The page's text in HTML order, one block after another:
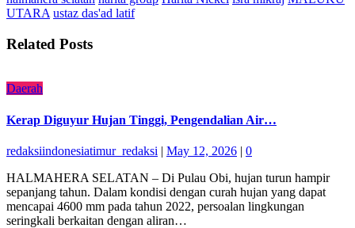
UTARA ustaz das'ad latif
Related Posts
Daerah
Kerap Diguyur Hujan Tinggi, Pengendalian Air…
redaksiindonesiatimur_redaksi | May 12, 2026 | 0
HALMAHERA SELATAN – Di Pulau Obi, hujan turun hampir
sepanjang tahun. Dalam kondisi dengan curah hujan yang dapat
mencapai 4600 mm pada tahun 2022, persoalan lingkungan
seringkali berkaitan dengan aliran…